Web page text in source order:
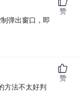
弹出窗口，即
赞
方法不太好判
赞